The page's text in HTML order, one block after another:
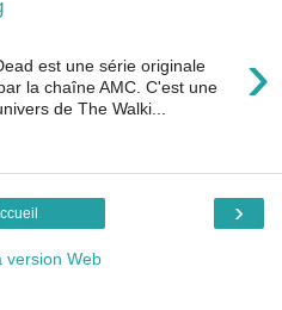
›
est une série originale
la chaîne AMC. C'est une
de The Walki...
›
version Web